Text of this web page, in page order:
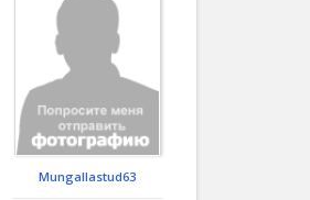
Mungallastud63